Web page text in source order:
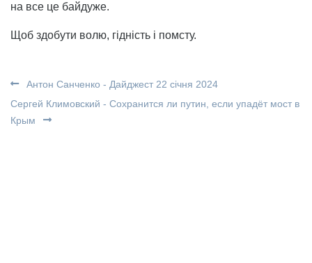
на все це байдуже.
Щоб здобути волю, гідність і помсту.
Антон Санченко - Дайджест 22 січня 2024
Сергей Климовский - Сохранится ли путин, если упадёт мост в
Крым